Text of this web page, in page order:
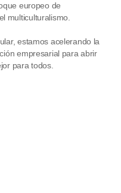
europeo de
multiculturalismo.
estamos acelerando la
empresarial para abrir
para todos.